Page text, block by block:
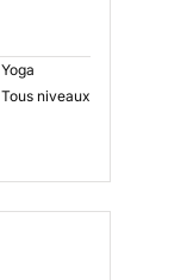
Yoga
Tous niveaux